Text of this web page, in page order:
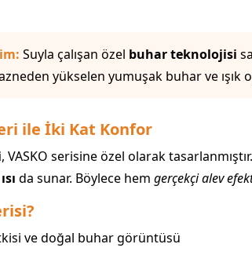
Suyla çalışan özel buhar teknolojisi
yükselen yumuşak buhar ve ışık
ile İki Kat Konfor
, VASKO serisine özel olarak
da sunar. Böylece hem gerçekçi alev
ve doğal buhar görüntüsü